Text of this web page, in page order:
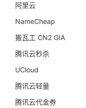
阿里云
NameCheap
搬瓦工 CN2 GIA
腾讯云秒杀
UCloud
腾讯云轻量
腾讯云代金券